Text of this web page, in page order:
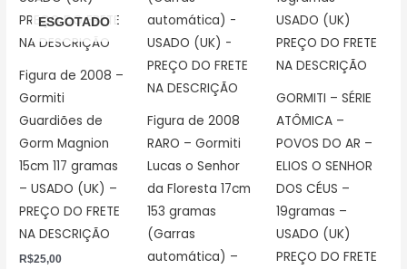
ESGOTADO
Figura de 2008 –
Gormiti
Guardiões de
Gorm Magnion
15cm 117 gramas
– USADO (UK) –
PREÇO DO FRETE
NA DESCRIÇÃO
R$25,00
Figura de 2008
RARO – Gormiti
Lucas o Senhor
da Floresta 17cm
153 gramas
(Garras
automática) –
GORMITI – SÉRIE
ATÔMICA –
POVOS DO AR –
ELIOS O SENHOR
DOS CÉUS –
19gramas –
USADO (UK)
PREÇO DO FRETE